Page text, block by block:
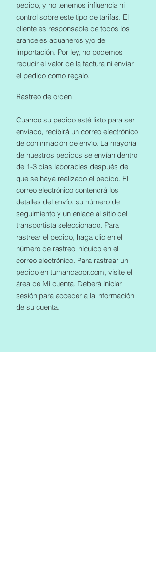
pedido, y no tenemos influencia ni
control sobre este tipo de tarifas. El
cliente es responsable de todos los
aranceles aduaneros y/o de
importación. Por ley, no podemos
reducir el valor de la factura ni enviar
el pedido como regalo.
Rastreo de orden
Cuando su pedido esté listo para ser
enviado, recibirá un correo electrónico
de confirmación de envío. La mayoría
de nuestros pedidos se envían dentro
de 1-3 días laborables después de
que se haya realizado el pedido. El
correo electrónico contendrá los
detalles del envío, su número de
seguimiento y un enlace al sitio del
transportista seleccionado. Para
rastrear el pedido, haga clic en el
número de rastreo inlcuido en el
correo electrónico. Para rastrear un
pedido en tumandaopr.com, visite el
área de Mi cuenta. Deberá iniciar
sesión para acceder a la información
de su cuenta.